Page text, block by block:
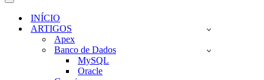
navegação
Menu
navegaçãoINÍCIO
ARTIGOS
Apex
Banco de Dados
MySQL
Oracle